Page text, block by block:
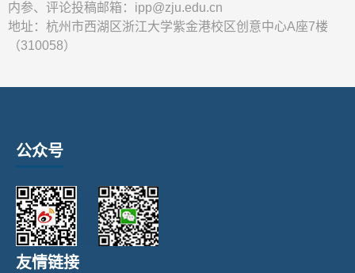
内参、评论投稿邮箱：ipp@zju.edu.cn
地址：杭州市西湖区浙江大学紫金港校区创意中心A座7楼
（310058）
公众号
友情链接